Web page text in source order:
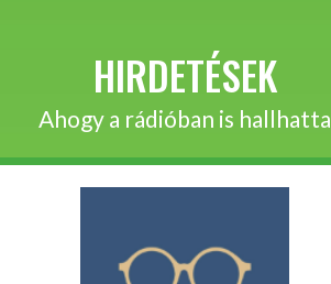
HIRDETÉSEK
Ahogy a rádióban is hallhatta